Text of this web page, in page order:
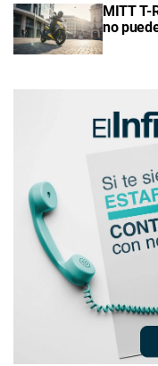
MITT T-
no